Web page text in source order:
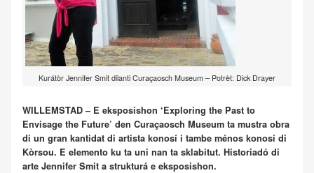
Kurátòr Jennifer Smit dilanti Curaçaosch Museum – Potrèt: Dick Drayer
WILLEMSTAD – E eksposishon ‘Exploring the Past to
Envisage the Future’ den Curaçaosch Museum ta mustra obra
di un gran kantidat di artista konosí i tambe ménos konosí di
Kòrsou. E elemento ku ta uni nan ta sklabitut. Historiadó di
arte Jennifer Smit a strukturá e eksposishon.